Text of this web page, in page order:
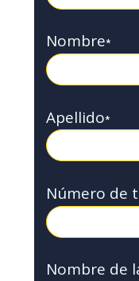
Nombre*
Apellido*
Número de
Nombre de